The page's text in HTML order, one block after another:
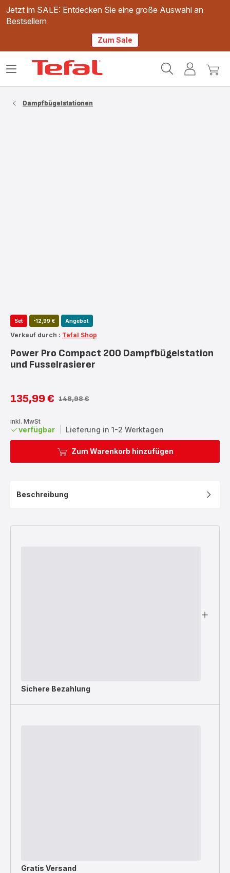
Jetzt im SALE: Entdecken Sie eine große Auswahl an
Bestsellern
Zum Sale
Mein
Mein
Das
Dampfbügelstationen
Set -12,99 € Angebot
Verkauf durch : Tefal Shop
Power Pro Compact 200 Dampfbügelstation
und Fusselrasierer
Ermäßigter
135,99 €
Erstes
148,98 €
inkl. MwSt
verfügbar Lieferung in 1-2 Werktagen
Zum Warenkorb hinzufügen
Beschreibung
Sichere Bezahlung
Gratis Versand